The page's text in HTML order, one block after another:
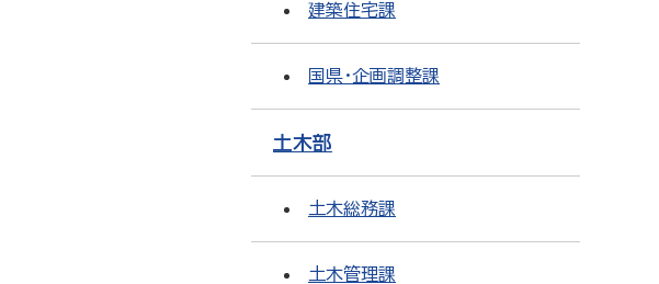
建築住宅課
国県・企画調整課
土木部
土木総務課
土木管理課